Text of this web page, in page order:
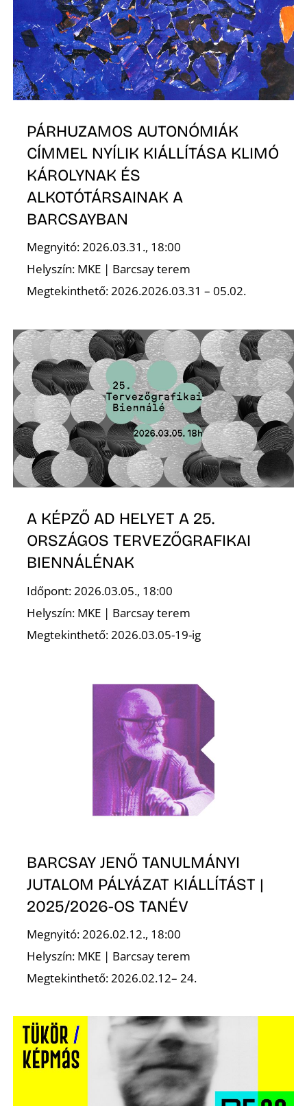
PÁRHUZAMOS AUTONÓMIÁK
CÍMMEL NYÍLIK KIÁLLÍTÁSA KLIMÓ
KÁROLYNAK ÉS
ALKOTÓTÁRSAINAK A
BARCSAYBAN
Megnyitó: 2026.03.31., 18:00
Helyszín: MKE | Barcsay terem
Megtekinthető: 2026.2026.03.31 – 05.02.
A KÉPZŐ AD HELYET A 25.
ORSZÁGOS TERVEZŐGRAFIKAI
BIENNÁLÉNAK
Időpont: 2026.03.05., 18:00
Helyszín: MKE | Barcsay terem
Megtekinthető: 2026.03.05-19-ig
BARCSAY JENŐ TANULMÁNYI
JUTALOM PÁLYÁZAT KIÁLLÍTÁST |
2025/2026-OS TANÉV
Megnyitó: 2026.02.12., 18:00
Helyszín: MKE | Barcsay terem
Megtekinthető: 2026.02.12– 24.